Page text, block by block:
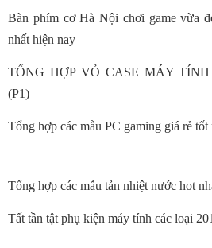
Bàn phím cơ Hà Nội chơi game vừa
nhất hiện nay
TỔNG HỢP VỎ CASE MÁY
(P1)
Tổng hợp các mẫu PC gaming giá rẻ tốt
Tổng hợp các mẫu tản nhiệt nước hot
Tất tần tật phụ kiện máy tính các loại